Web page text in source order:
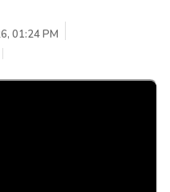
01:24 PM